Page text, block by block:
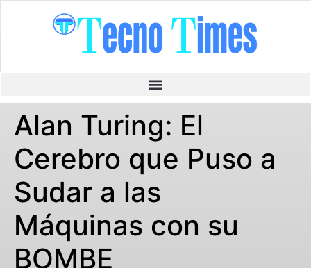
Alan Turing: El
Cerebro que Puso a
Sudar a las
Máquinas con su
BOMBE